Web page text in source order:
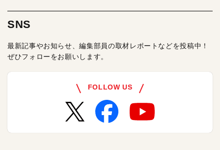
SNS
最新記事やお知らせ、編集部員の取材レポートなどを投稿中！
ぜひフォローをお願いします。
FOLLOW US